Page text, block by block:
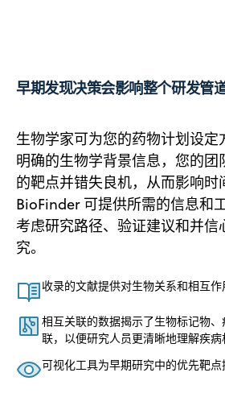
早期发现决策会影响整个研发管
生物学家可为您的药物计划设定
明确的生物学背景信息，您的团
的靶点并错失良机，从而影响时
BioFinder 可提供所需的信息和
考虑研究路径、验证建议和并信
究。
收录的文献提供对生物关系和相互
相互关联的数据揭示了生物标记物
联，以便研究人员更清晰地理解疾病
可视化工具为早期研究中的优先靶